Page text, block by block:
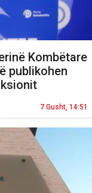
Kombëtare
publikohen
7 Gusht, 14:51